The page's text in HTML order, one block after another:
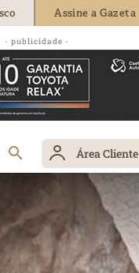
Assine a Gazeta
- publicidade -
Área Cliente